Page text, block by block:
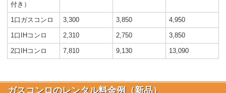
付き）
1口ガスコンロ 3,300 3,850 4,950
1口IHコンロ 2,310 2,750 3,850
2口IHコンロ 7,810 9,130 13,090
ガスコンロのレンタル料金例（新品）